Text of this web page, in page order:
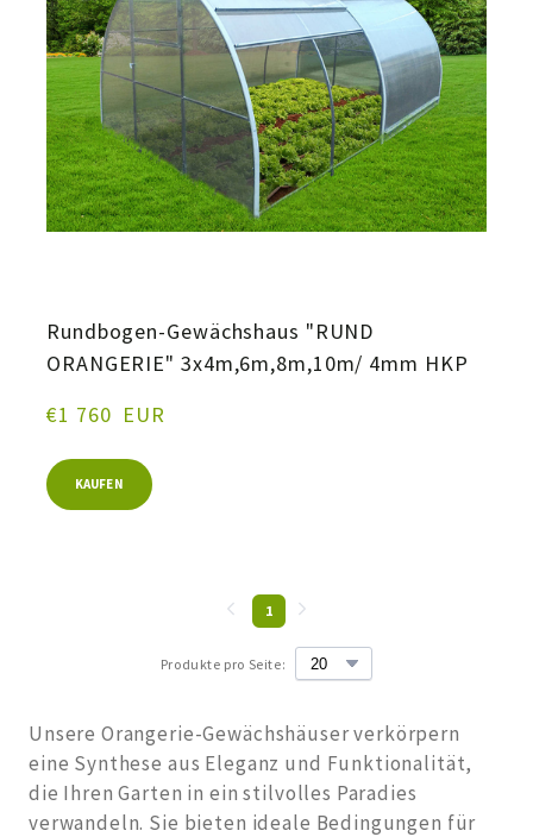
Rundbogen-Gewächshaus "RUND
ORANGERIE" 3x4m,6m,8m,10m/ 4mm HKP
€1 760  EUR
KAUFEN
Produkte pro Seite:
1
Unsere Orangerie-Gewächshäuser verkörpern
eine Synthese aus Eleganz und Funktionalität,
die Ihren Garten in ein stilvolles Paradies
verwandeln. Sie bieten ideale Bedingungen für